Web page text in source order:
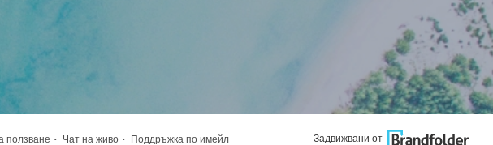
ползване · Чат на живо · Поддръжка по имейл Задвижвани от